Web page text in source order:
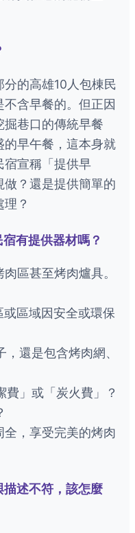
的高雄10人包棟民
含早餐的。但正因
巷口的傳統早餐
的早午餐，這本身就
宿宣稱「提供早
？還是提供簡單的
？
有提供器材嗎？
區甚至烤肉爐具。
區域因安全或環保
還是包含烤肉網、
」或「炭火費」？
，享受完美的烤肉
述不符，該怎麼